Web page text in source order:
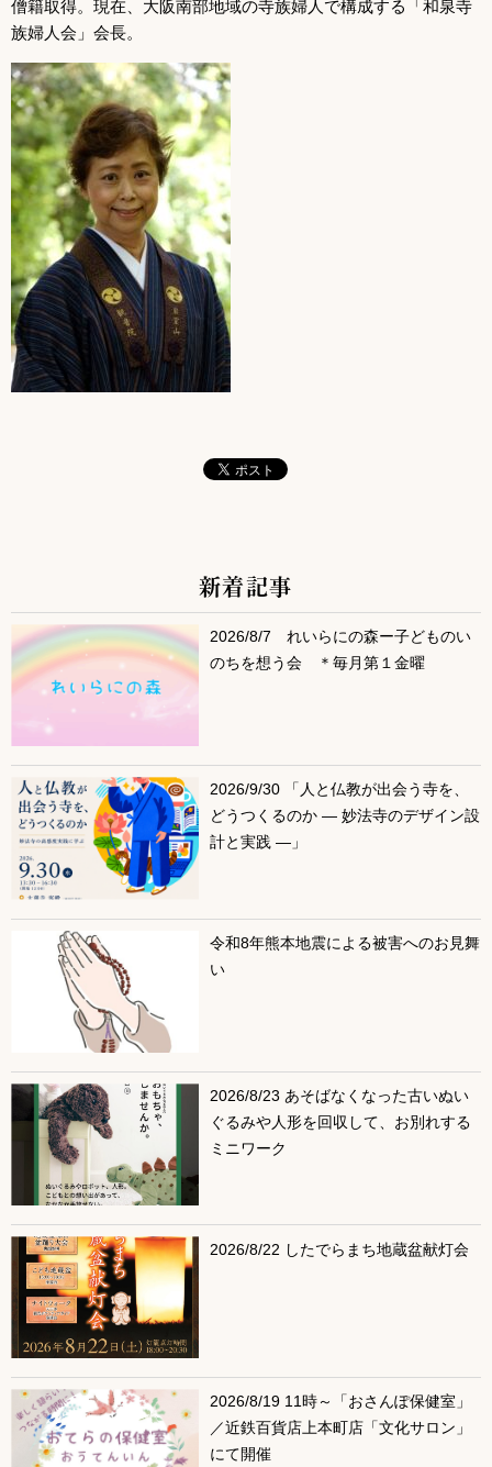
僧籍取得。現在、大阪南部地域の寺族婦人で構成する「和泉寺
族婦人会」会長。
サブコンテンツ
新着記事
2026/8/7 れいらにの森ー子どものい
のちを想う会 ＊毎月第１金曜
2026/9/30 「人と仏教が出会う寺を、
どうつくるのか ― 妙法寺のデザイン設
計と実践 ―」
令和8年熊本地震による被害へのお見舞
い
2026/8/23 あそばなくなった古いぬい
ぐるみや人形を回収して、お別れする
ミニワーク
2026/8/22 したでらまち地蔵盆献灯会
2026/8/19 11時～「おさんぽ保健室」
／近鉄百貨店上本町店「文化サロン」
にて開催